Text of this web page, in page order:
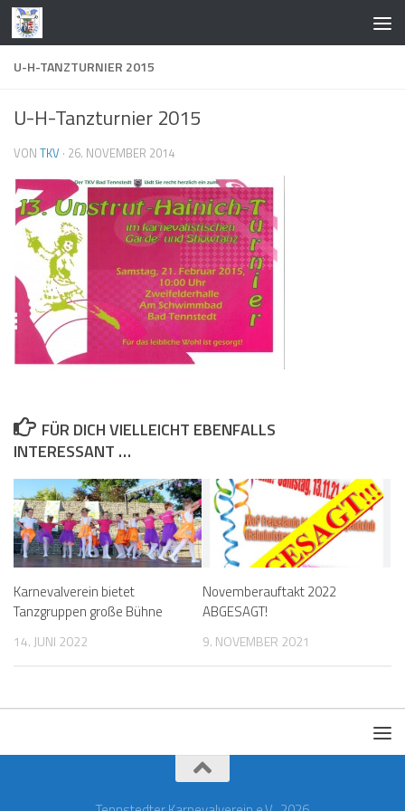
Zum Inhalt springen
U-H-TANZTURNIER 2015
U-H-Tanzturnier 2015
VON TKV · 26. NOVEMBER 2014
FÜR DICH VIELLEICHT EBENFALLS
INTERESSANT …
Karnevalverein bietet
Tanzgruppen große Bühne
14. JUNI 2022
Novemberauftakt 2022
ABGESAGT!
9. NOVEMBER 2021